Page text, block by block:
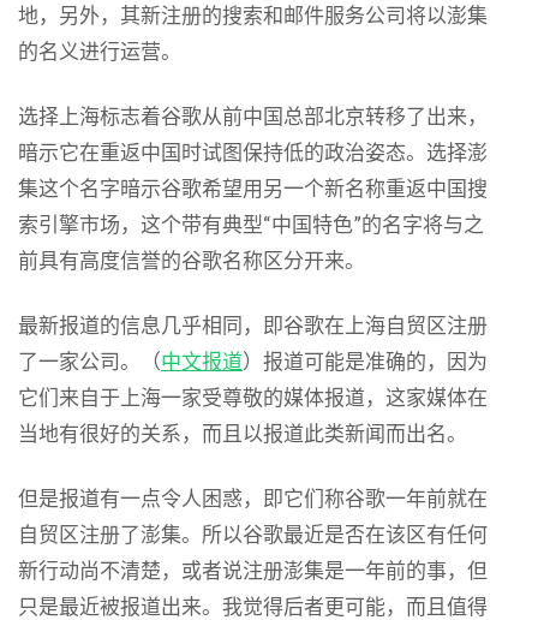
地，另外，其新注册的搜索和邮件服务公司将以澎集
的名义进行运营。
选择上海标志着谷歌从前中国总部北京转移了出来，
暗示它在重返中国时试图保持低的政治姿态。选择澎
集这个名字暗示谷歌希望用另一个新名称重返中国搜
索引擎市场，这个带有典型“中国特色”的名字将与之
前具有高度信誉的谷歌名称区分开来。
最新报道的信息几乎相同，即谷歌在上海自贸区注册
了一家公司。（中文报道）报道可能是准确的，因为
它们来自于上海一家受尊敬的媒体报道，这家媒体在
当地有很好的关系，而且以报道此类新闻而出名。
但是报道有一点令人困惑，即它们称谷歌一年前就在
自贸区注册了澎集。所以谷歌最近是否在该区有任何
新行动尚不清楚，或者说注册澎集是一年前的事，但
只是最近被报道出来。我觉得后者更可能，而且值得